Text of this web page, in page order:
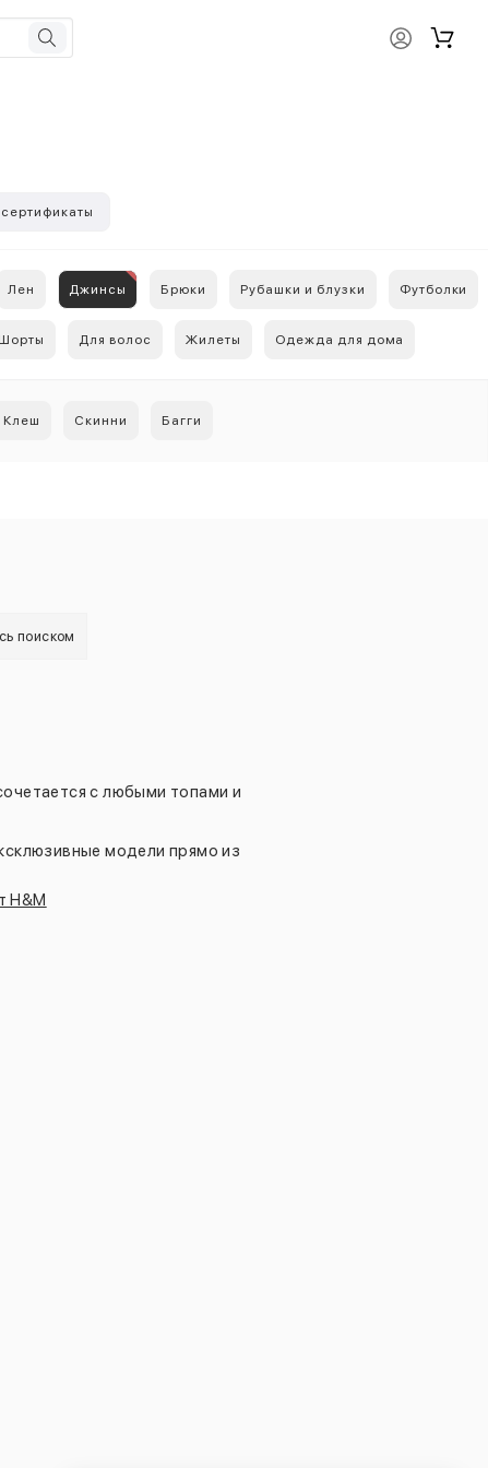
Лен Джинсы Брюки Рубашки и блузки Футболки
Шорты Для волос Жилеты Одежда для дома
Клеш Скинни Багги
поиском
с любыми топами и
модели прямо из
H&M